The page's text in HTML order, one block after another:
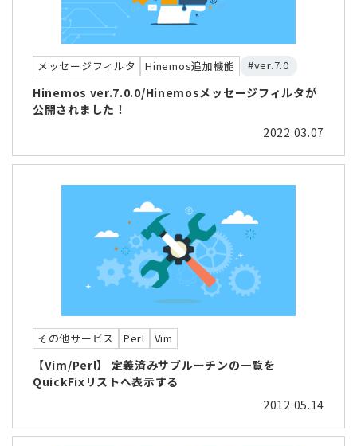
メッセージフィルタ Hinemos追加機能 #ver.7.0
Hinemos ver.7.0.0/Hinemosメッセージフィルタが
公開されました！
2022.03.07
その他サービス Perl Vim
【Vim/Perl】 定義済みサブルーチンの一覧を
QuickFixリストへ表示する
2012.05.14